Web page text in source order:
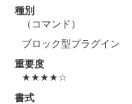
種別
（コマンド）
ブロック型プラグイン
重要度
★★★★☆
書式